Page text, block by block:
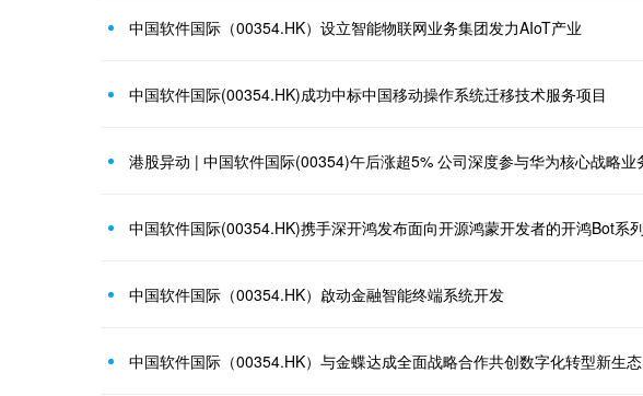
中国软件国际（00354.HK）设立智能物联网业务集团发力AIoT产业
中国软件国际(00354.HK)成功中标中国移动操作系统迁移技术服务项目
中国软件国际（00354.HK）啟动金融智能终端系统开发
中国软件国际（00354.HK）与金蝶达成全面战略合作共创数字化转型新生态